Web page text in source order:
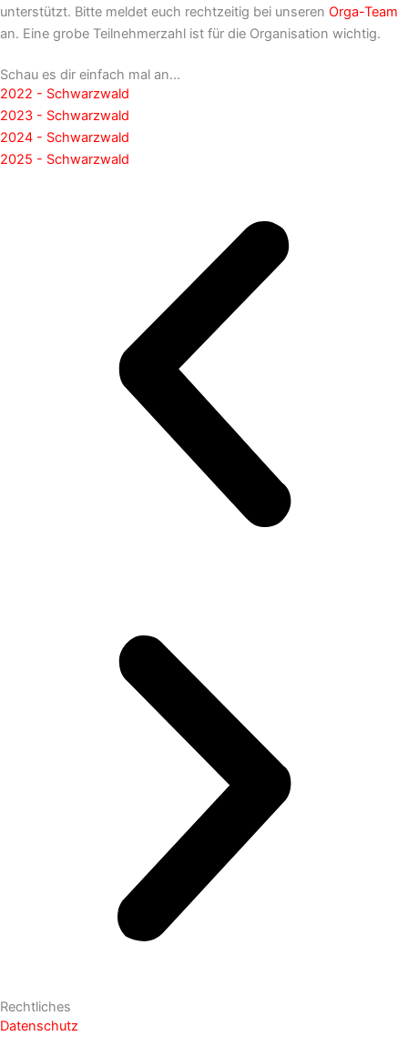
unterstützt. Bitte meldet euch rechtzeitig bei unseren Orga-Team
an. Eine grobe Teilnehmerzahl ist für die Organisation wichtig.
Schau es dir einfach mal an...
2022 - Schwarzwald
2023 - Schwarzwald
2024 - Schwarzwald
2025 - Schwarzwald
Rechtliches
Datenschutz